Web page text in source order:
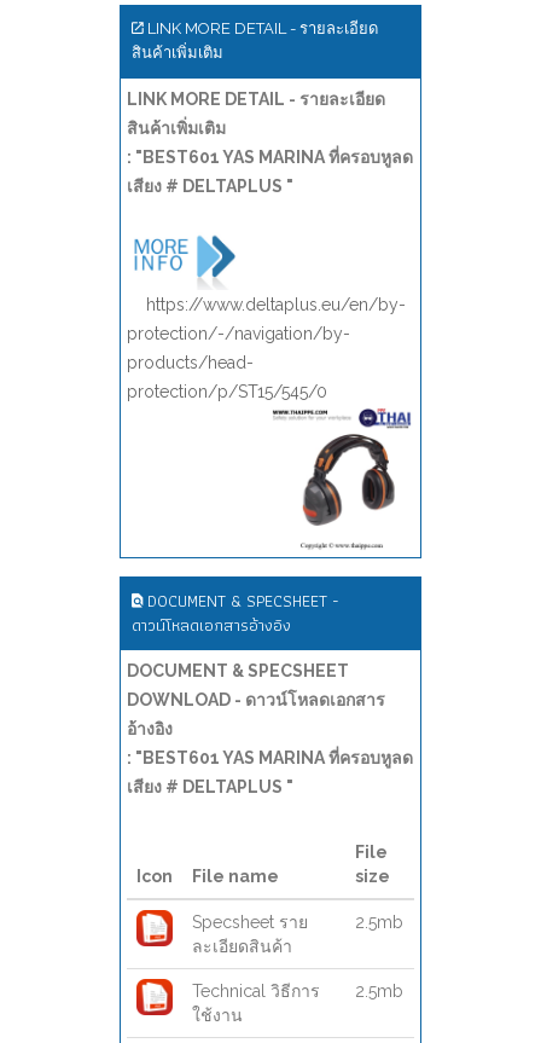
LINK MORE DETAIL - รายละเอียด
สินค้าเพิ่มเติม
LINK MORE DETAIL - รายละเอียด
สินค้าเพิ่มเติม
: "BEST601 YAS MARINA ที่ครอบหูลด
เสียง # DELTAPLUS "
https://www.deltaplus.eu/en/by-
protection/-/navigation/by-
products/head-
protection/p/ST15/545/0
DOCUMENT & SPECSHEET -
ดาวน์โหลดเอกสารอ้างอิง
DOCUMENT & SPECSHEET
DOWNLOAD - ดาวน์โหลดเอกสาร
อ้างอิง
: "BEST601 YAS MARINA ที่ครอบหูลด
เสียง # DELTAPLUS "
Icon File name
File
size
Specsheet ราย
ละเอียดสินค้า
2.5mb
Technical วิธีการ
ใช้งาน
2.5mb